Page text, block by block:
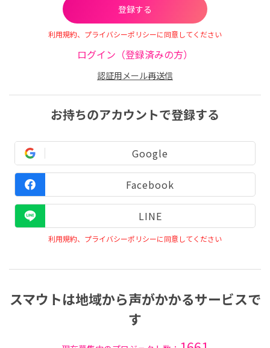
利用規約、プライバシーポリシーに同意してください
ログイン（登録済みの方）
認証用メール再送信
お持ちのアカウントで登録する
Google
Facebook
LINE
利用規約、プライバシーポリシーに同意してください
スマウトは地域から声がかかるサービスで
す